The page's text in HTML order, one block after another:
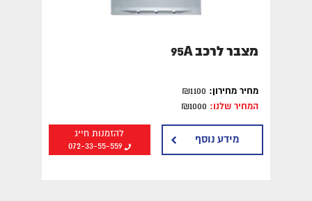
מצבר לרכב 95A
מחיר מחירון:
המחיר שלנו:
להזמנות חייג
072-33-55-559
מידע נוסף